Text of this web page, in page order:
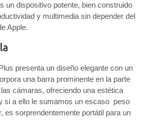
un dispositivo potente, bien construido
y multimedia sin depender del
Apple.
presenta un diseño elegante con un
una barra prominente en la parte
cámaras, ofreciendo una estética
si a ello le sumamos un escaso peso
es sorprendentemente portátil para un